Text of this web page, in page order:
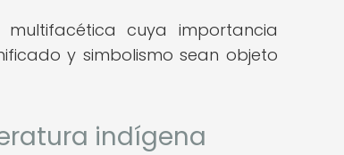
cuya importancia
y simbolismo sean objeto
indígena